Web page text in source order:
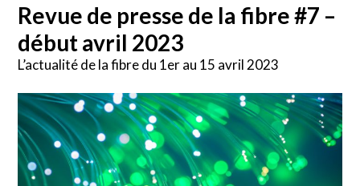
Revue de presse de la fibre #7 –
début avril 2023
L’actualité de la fibre du 1er au 15 avril 2023